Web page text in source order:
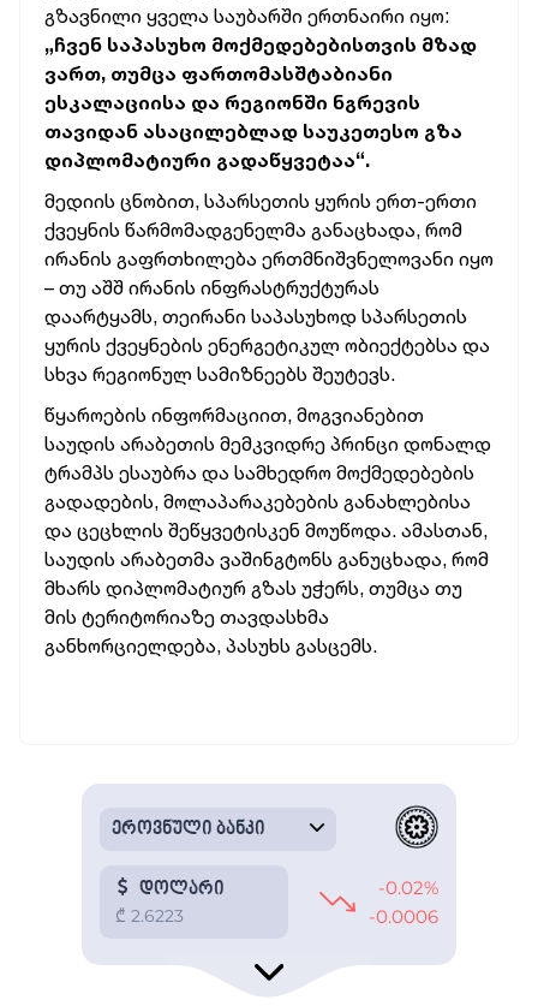
გზავნილი ყველა საუბარში ერთნაირი იყო:
„ჩვენ საპასუხო მოქმედებებისთვის მზად
ვართ, თუმცა ფართომასშტაბიანი
ესკალაციისა და რეგიონში ნგრევის
თავიდან ასაცილებლად საუკეთესო გზა
დიპლომატიური გადაწყვეტაა“.
მედიის ცნობით, სპარსეთის ყურის ერთ-ერთი
ქვეყნის წარმომადგენელმა განაცხადა, რომ
ირანის გაფრთხილება ერთმნიშვნელოვანი იყო
– თუ აშშ ირანის ინფრასტრუქტურას
დაარტყამს, თეირანი საპასუხოდ სპარსეთის
ყურის ქვეყნების ენერგეტიკულ ობიექტებსა და
სხვა რეგიონულ სამიზნეებს შეუტევს.
წყაროების ინფორმაციით, მოგვიანებით
საუდის არაბეთის მემკვიდრე პრინცი დონალდ
ტრამპს ესაუბრა და სამხედრო მოქმედებების
გადადების, მოლაპარაკებების განახლებისა
და ცეცხლის შეწყვეტისკენ მოუწოდა. ამასთან,
საუდის არაბეთმა ვაშინგტონს განუცხადა, რომ
მხარს დიპლომატიურ გზას უჭერს, თუმცა თუ
მის ტერიტორიაზე თავდასხმა
განხორციელდება, პასუხს გასცემს.